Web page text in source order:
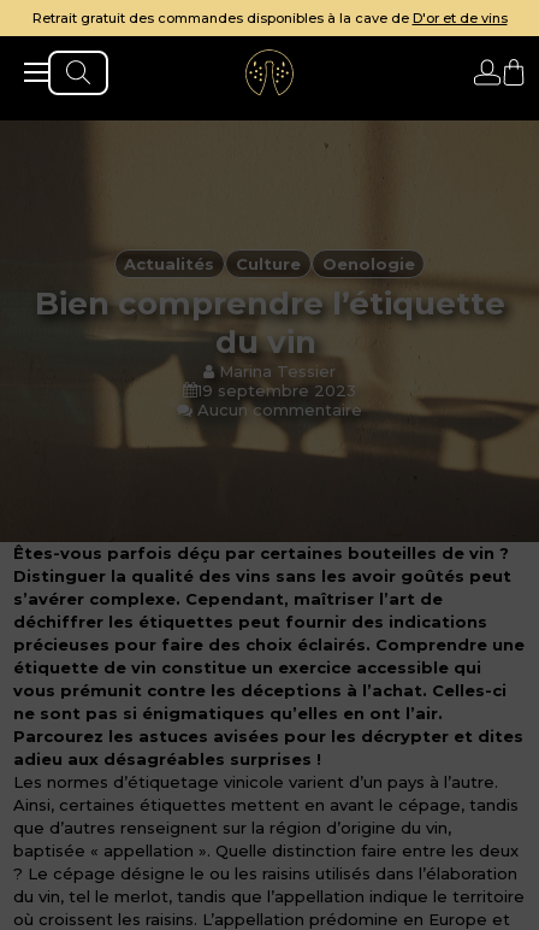
D'or et de vins Livraison gratuite à partir de 199€
Actualités Culture Oenologie
Bien comprendre l’étiquette
du vin
Marina Tessier
19 septembre 2023
Aucun commentaire
Êtes-vous parfois déçu par certaines bouteilles de vin ?
Distinguer la qualité des vins sans les avoir goûtés peut
s’avérer complexe. Cependant, maîtriser l’art de
déchiffrer les étiquettes peut fournir des indications
précieuses pour faire des choix éclairés. Comprendre une
étiquette de vin constitue un exercice accessible qui
vous prémunit contre les déceptions à l’achat. Celles-ci
ne sont pas si énigmatiques qu’elles en ont l’air.
Parcourez les astuces avisées pour les décrypter et dites
adieu aux désagréables surprises !
Les normes d’étiquetage vinicole varient d’un pays à l’autre.
Ainsi, certaines étiquettes mettent en avant le cépage, tandis
que d’autres renseignent sur la région d’origine du vin,
baptisée « appellation ». Quelle distinction faire entre les deux
? Le cépage désigne le ou les raisins utilisés dans l’élaboration
du vin, tel le merlot, tandis que l’appellation indique le territoire
où croissent les raisins. L’appellation prédomine en Europe et